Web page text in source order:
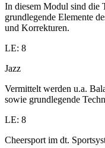
In diesem Modul sind die
grundlegende Elemente
und Korrekturen.
LE: 8
Jazz
Vermittelt werden u.a.
sowie grundlegende
LE: 8
Cheersport im dt.